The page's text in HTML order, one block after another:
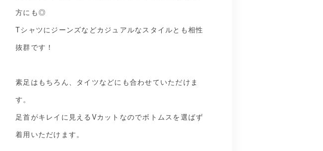
方にも◎
Tシャツにジーンズなどカジュアルなスタイルとも相性
抜群です！
素足はもちろん、タイツなどにも合わせていただけま
す。
足首がキレイに見えるVカットなのでボトムスを選ばず
着用いただけます。